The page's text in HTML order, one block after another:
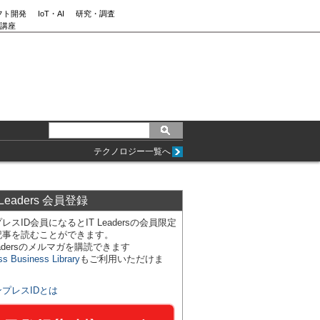
ト開発 IoT・AI
研究・調査
座
テクノロジー一覧へ
会員登録
スID会員になるとIT Leadersの会員限定
を読むことができます。
のメルマガを購読できます
Business Libraryもご利用いただけま
プレスIDとは